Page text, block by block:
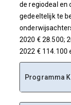
de regiodeal en
gedeeltelijk te
2020 € 28.500;
2022 € 114.100
Programma